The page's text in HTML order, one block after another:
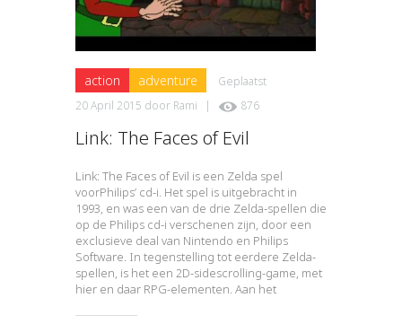
action adventure
Geplaatst
20 April 2015 door Rami | 876
Link: The Faces of Evil
Link: The Faces of Evil is een Zelda spel
voorPhilips’ cd-i. Het spel is uitgebracht in
1993, en was een van de drie Zelda-spellen die
op de Philips cd-i verschenen zijn, door een
exclusieve deal van Nintendo en Philips
Software. In tegenstelling tot eerdere Zelda-
spellen, is het een 2D-sidescrolling-game, met
hier en daar RPG-elementen. Aan het